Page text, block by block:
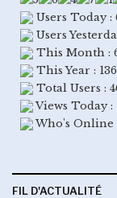
Users Today :
Users
This Month :
This Year :
Total Users :
Views Today :
Who's Online
FIL D'ACTUALITÉ